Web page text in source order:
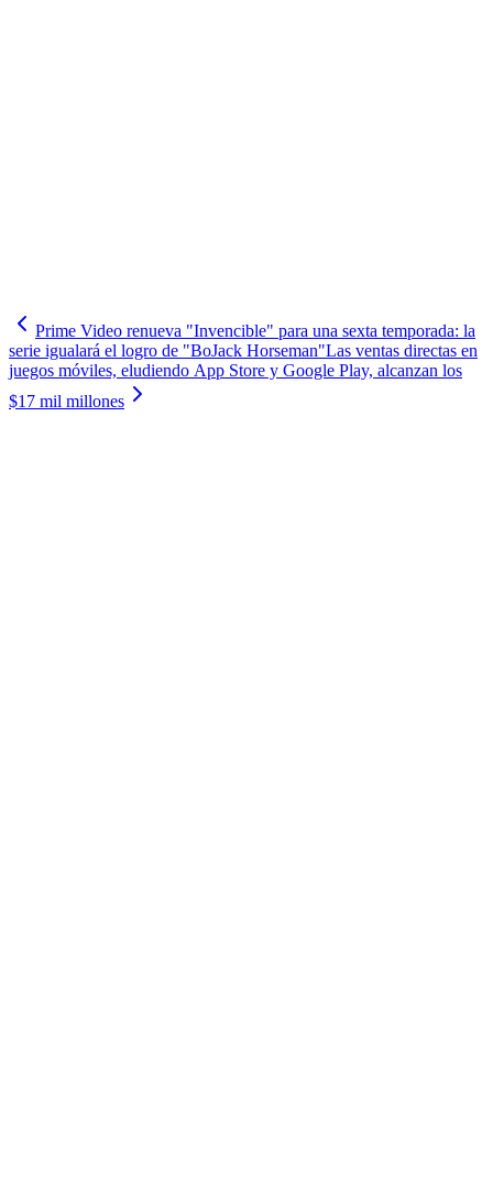
Prime Video renueva "Invencible" para una sexta temporada: la
serie igualará el logro de "BoJack Horseman"Las ventas directas en
juegos móviles, eludiendo App Store y Google Play, alcanzan los
$17 mil millones